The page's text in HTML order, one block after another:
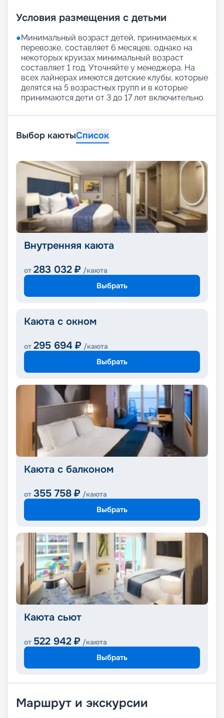
Условия размещения с детьми
●Минимальный возраст детей, принимаемых к
перевозке, составляет 6 месяцев, однако на
некоторых круизах минимальный возраст
составляет 1 год. Уточняйте у менеджера. На
всех лайнерах имеются детские клубы, которые
делятся на 5 возрастных групп и в которые
принимаются дети от 3 до 17 лет включительно.
Выбор каютыСписок
Внутренняя каюта
от 283 032 ₽ /каюта
Выбрать
Каюта с окном
от 295 694 ₽ /каюта
Выбрать
Каюта с балконом
от 355 758 ₽ /каюта
Выбрать
Каюта сьют
от 522 942 ₽ /каюта
Выбрать
Маршрут и экскурсии